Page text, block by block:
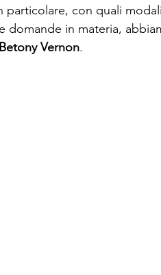
con quali
domande in materia,
Betony Vernon.